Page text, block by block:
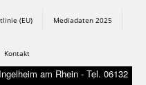
(EU) Mediadaten 2025
Kontakt
am Rhein - Tel. 06132